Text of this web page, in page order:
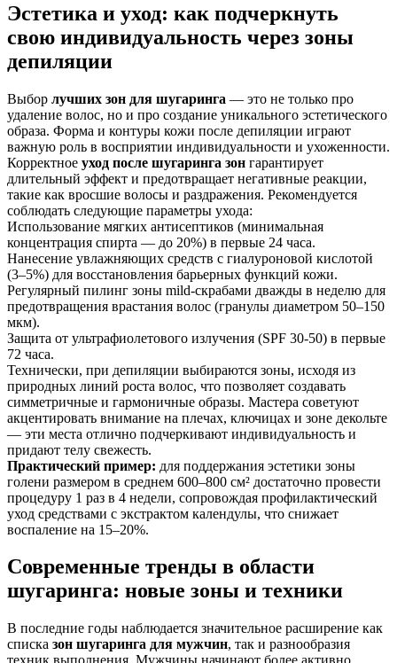
Эстетика и уход: как подчеркнуть
свою индивидуальность через зоны
депиляции
Выбор лучших зон для шугаринга — это не только про
удаление волос, но и про создание уникального эстетического
образа. Форма и контуры кожи после депиляции играют
важную роль в восприятии индивидуальности и ухоженности.
Корректное уход после шугаринга зон гарантирует
длительный эффект и предотвращает негативные реакции,
такие как вросшие волосы и раздражения. Рекомендуется
соблюдать следующие параметры ухода:
Использование мягких антисептиков (минимальная
концентрация спирта — до 20%) в первые 24 часа.
Нанесение увлажняющих средств с гиалуроновой кислотой
(3–5%) для восстановления барьерных функций кожи.
Регулярный пилинг зоны mild-скрабами дважды в неделю для
предотвращения врастания волос (гранулы диаметром 50–150
мкм).
Защита от ультрафиолетового излучения (SPF 30-50) в первые
72 часа.
Технически, при депиляции выбираются зоны, исходя из
природных линий роста волос, что позволяет создавать
симметричные и гармоничные образы. Мастера советуют
акцентировать внимание на плечах, ключицах и зоне декольте
— эти места отлично подчеркивают индивидуальность и
придают телу свежесть.
Практический пример: для поддержания эстетики зоны
голени размером в среднем 600–800 см² достаточно провести
процедуру 1 раз в 4 недели, сопровождая профилактический
уход средствами с экстрактом календулы, что снижает
воспаление на 15–20%.
Современные тренды в области
шугаринга: новые зоны и техники
В последние годы наблюдается значительное расширение как
списка зон шугаринга для мужчин, так и разнообразия